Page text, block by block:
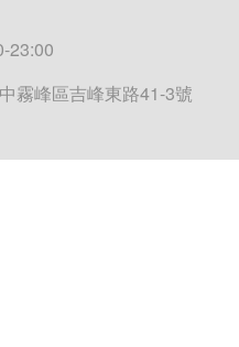
23:00
霧峰區吉峰東路41-3號